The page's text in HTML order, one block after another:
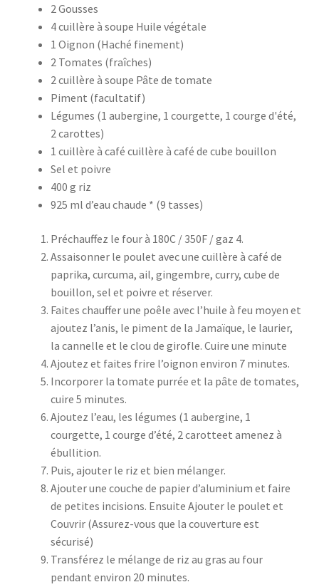
2 Gousses
4 cuillère à soupe Huile végétale
1 Oignon (Haché finement)
2 Tomates (fraîches)
2 cuillère à soupe Pâte de tomate
Piment (facultatif)
Légumes (1 aubergine, 1 courgette, 1 courge d'été,
2 carottes)
1 cuillère à café cuillère à café de cube bouillon
Sel et poivre
400 g riz
925 ml d’eau chaude * (9 tasses)
Préchauffez le four à 180C / 350F / gaz 4.
Assaisonner le poulet avec une cuillère à café de
paprika, curcuma, ail, gingembre, curry, cube de
bouillon, sel et poivre et réserver.
Faites chauffer une poêle avec l’huile à feu moyen et
ajoutez l’anis, le piment de la Jamaïque, le laurier,
la cannelle et le clou de girofle. Cuire une minute
Ajoutez et faites frire l’oignon environ 7 minutes.
Incorporer la tomate purrée et la pâte de tomates,
cuire 5 minutes.
Ajoutez l’eau, les légumes (1 aubergine, 1
courgette, 1 courge d’été, 2 carotteet amenez à
ébullition.
Puis, ajouter le riz et bien mélanger.
Ajouter une couche de papier d’aluminium et faire
de petites incisions. Ensuite Ajouter le poulet et
Couvrir (Assurez-vous que la couverture est
sécurisé)
Transférez le mélange de riz au gras au four
pendant environ 20 minutes.